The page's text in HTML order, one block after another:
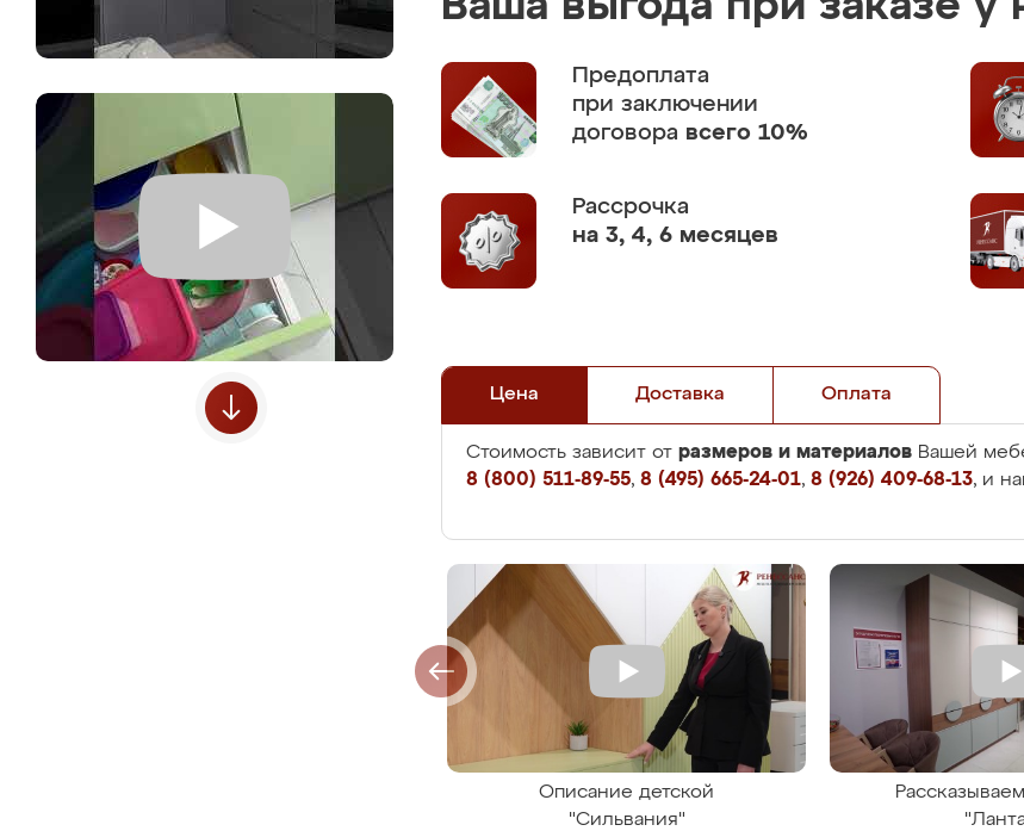
Предоплата
при заключении
договора всего 10%
Рассрочка
на 3, 4, 6 месяцев
Цена Доставка Оплата
Стоимость зависит от размеров и материалов Вашей
8 (800) 511-89-55, 8 (495) 665-24-01, 8 (926) 409-68-13, и
Описание детской
"Сильвания"